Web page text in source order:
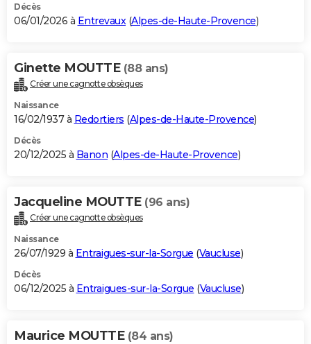
Décès
06/01/2026 à Entrevaux(Alpes-de-Haute-Provence)
Ginette MOUTTE (88 ans)
Créer une cagnotte obsèques
Naissance
16/02/1937 à Redortiers (Alpes-de-Haute-Provence)
Décès
20/12/2025 à Banon (Alpes-de-Haute-Provence)
Jacqueline MOUTTE (96 ans)
Créer une cagnotte obsèques
Naissance
26/07/1929 à Entraigues-sur-la-Sorgue (Vaucluse)
Décès
06/12/2025 à Entraigues-sur-la-Sorgue (Vaucluse)
Maurice MOUTTE (84 ans)